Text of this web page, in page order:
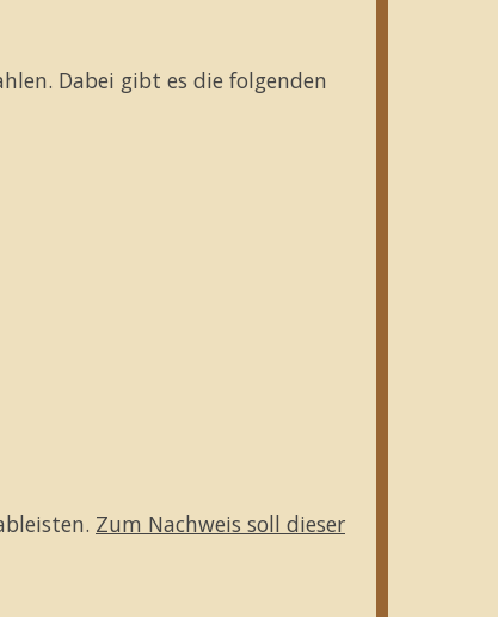
Dabei gibt es die folgenden
Zum Nachweis soll dieser